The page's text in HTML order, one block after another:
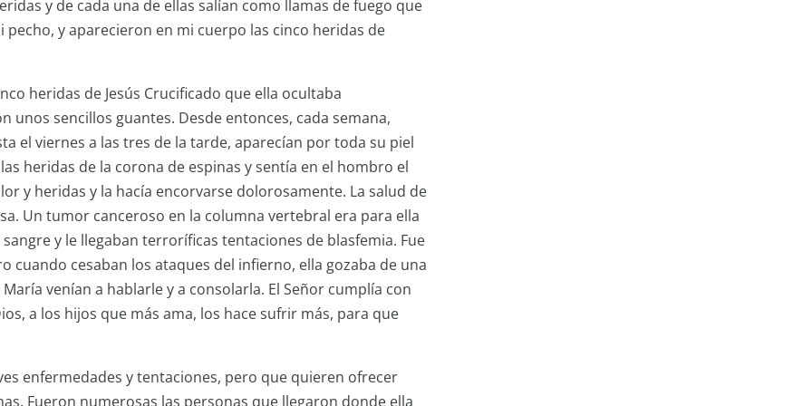
y de cada una de ellas salían como llamas de fuego que
y aparecieron en mi cuerpo las cinco heridas de
heridas de Jesús Crucificado que ella ocultaba
unos sencillos guantes. Desde entonces, cada semana,
el viernes a las tres de la tarde, aparecían por toda su piel
heridas de la corona de espinas y sentía en el hombro el
y heridas y la hacía encorvarse dolorosamente. La salud de
Un tumor canceroso en la columna vertebral era para ella
y le llegaban terroríficas tentaciones de blasfemia. Fue
cuando cesaban los ataques del infierno, ella gozaba de una
venían a hablarle y a consolarla. El Señor cumplía con
a los hijos que más ama, los hace sufrir más, para que
enfermedades y tentaciones, pero que quieren ofrecer
Fueron numerosas las personas que llegaron donde ella